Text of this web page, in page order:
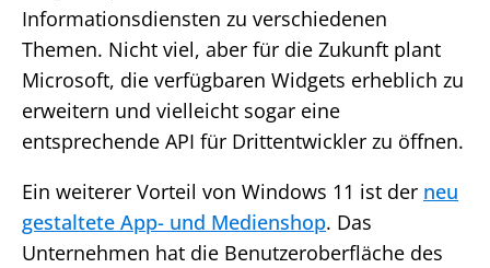
Informationsdiensten zu verschiedenen
Themen. Nicht viel, aber für die Zukunft plant
Microsoft, die verfügbaren Widgets erheblich zu
erweitern und vielleicht sogar eine
entsprechende API für Drittentwickler zu öffnen.
Ein weiterer Vorteil von Windows 11 ist der neu
gestaltete App- und Medienshop. Das
Unternehmen hat die Benutzeroberfläche des